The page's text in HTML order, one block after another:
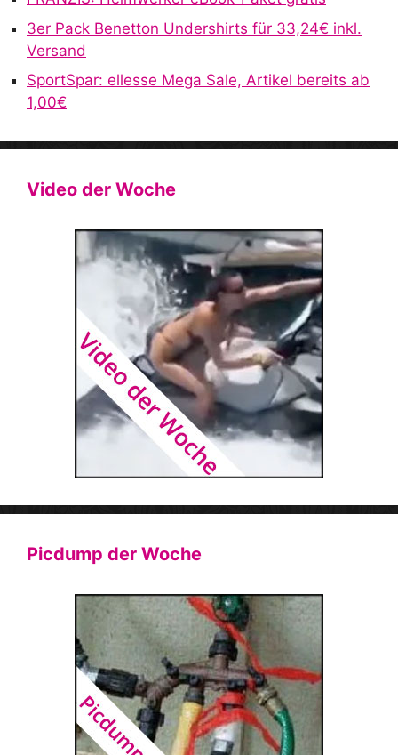
3er Pack Benetton Undershirts für 33,24€ inkl.
Versand
SportSpar: ellesse Mega Sale, Artikel bereits ab
1,00€
Video der Woche
Picdump der Woche